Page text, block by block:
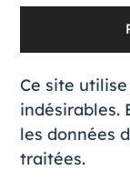
Ce site
indésirables.
les données
traitées.